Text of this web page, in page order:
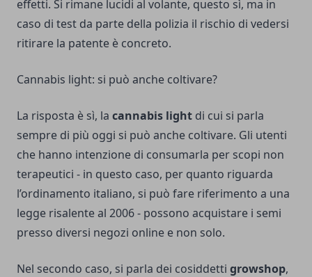
effetti. Si rimane lucidi al volante, questo sì, ma in
caso di test da parte della polizia il rischio di vedersi
ritirare la patente è concreto.
Cannabis light: si può anche coltivare?
La risposta è sì, la cannabis light di cui si parla
sempre di più oggi si può anche coltivare. Gli utenti
che hanno intenzione di consumarla per scopi non
terapeutici - in questo caso, per quanto riguarda
l’ordinamento italiano, si può fare riferimento a una
legge risalente al 2006 - possono acquistare i semi
presso diversi negozi online e non solo.
Nel secondo caso, si parla dei cosiddetti growshop,